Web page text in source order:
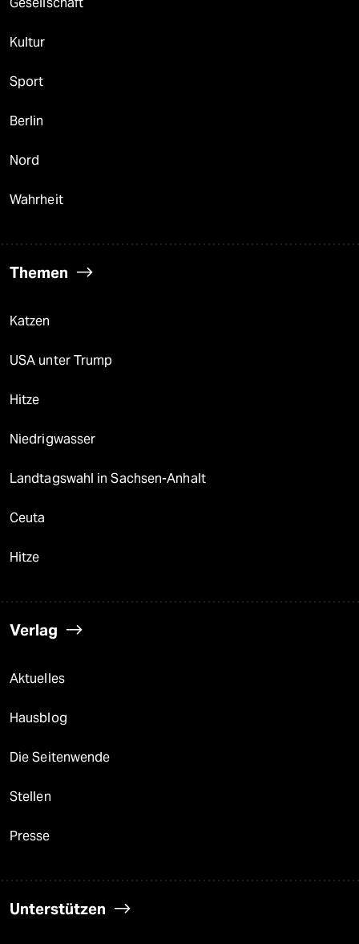
Kultur
Sport
Berlin
Nord
Wahrheit
Themen
Katzen
USA unter Trump
Hitze
Niedrigwasser
Landtagswahl in Sachsen-Anhalt
Ceuta
Hitze
Verlag
Aktuelles
Hausblog
Die Seitenwende
Stellen
Presse
Unterstützen